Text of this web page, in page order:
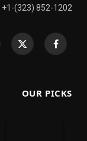
+1-(323) 852-1202
Facebook
X
OUR PICKS